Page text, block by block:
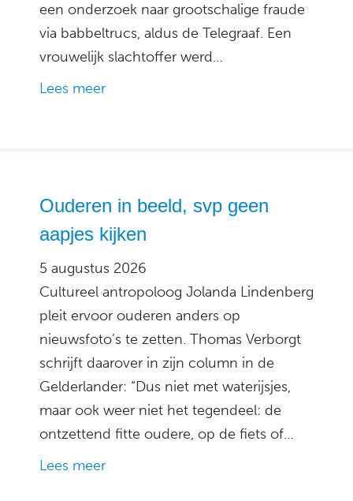
een onderzoek naar grootschalige fraude
via babbeltrucs, aldus de Telegraaf. Een
vrouwelijk slachtoffer werd…
Lees meer
Ouderen in beeld, svp geen
aapjes kijken
5 augustus 2026
Cultureel antropoloog Jolanda Lindenberg
pleit ervoor ouderen anders op
nieuwsfoto’s te zetten. Thomas Verborgt
schrijft daarover in zijn column in de
Gelderlander: “Dus niet met waterijsjes,
maar ook weer niet het tegendeel: de
ontzettend fitte oudere, op de fiets of…
Lees meer